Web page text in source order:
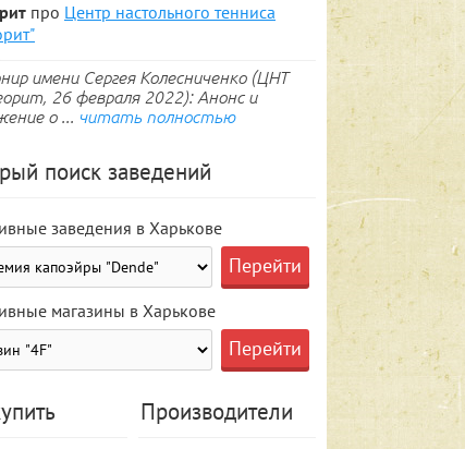
про Центр настольного тенниса
имени Сергея Колесниченко (ЦНТ
26 февраля 2022): Анонс и
о ... читать полностью
поиск заведений
заведения в Харькове
магазины в Харькове
Производители